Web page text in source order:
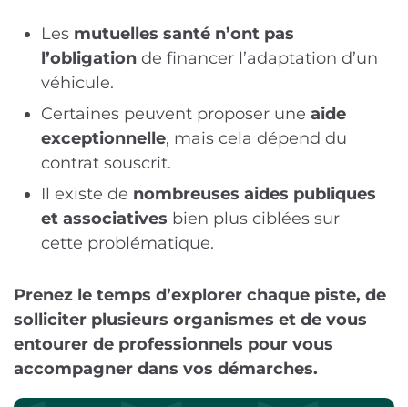
Les mutuelles santé n’ont pas
l’obligation de financer l’adaptation d’un
véhicule.
Certaines peuvent proposer une aide
exceptionnelle, mais cela dépend du
contrat souscrit.
Il existe de nombreuses aides publiques
et associatives bien plus ciblées sur
cette problématique.
Prenez le temps d’explorer chaque piste, de
solliciter plusieurs organismes et de vous
entourer de professionnels pour vous
accompagner dans vos démarches.